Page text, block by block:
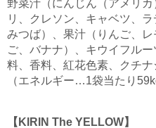
野菜汁（にんじん（アメリ
リ、クレソン、キャベツ、
みつば）、果汁（りんご、
ご、バナナ）、キウイフル
料、香料、紅花色素、クチナ
（エネルギー…1袋当たり
【KIRIN The YELLOW】